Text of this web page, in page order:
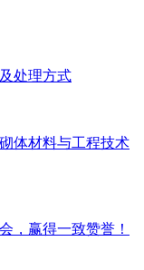
处理方式
体材料与工程技术
，赢得一致赞誉！